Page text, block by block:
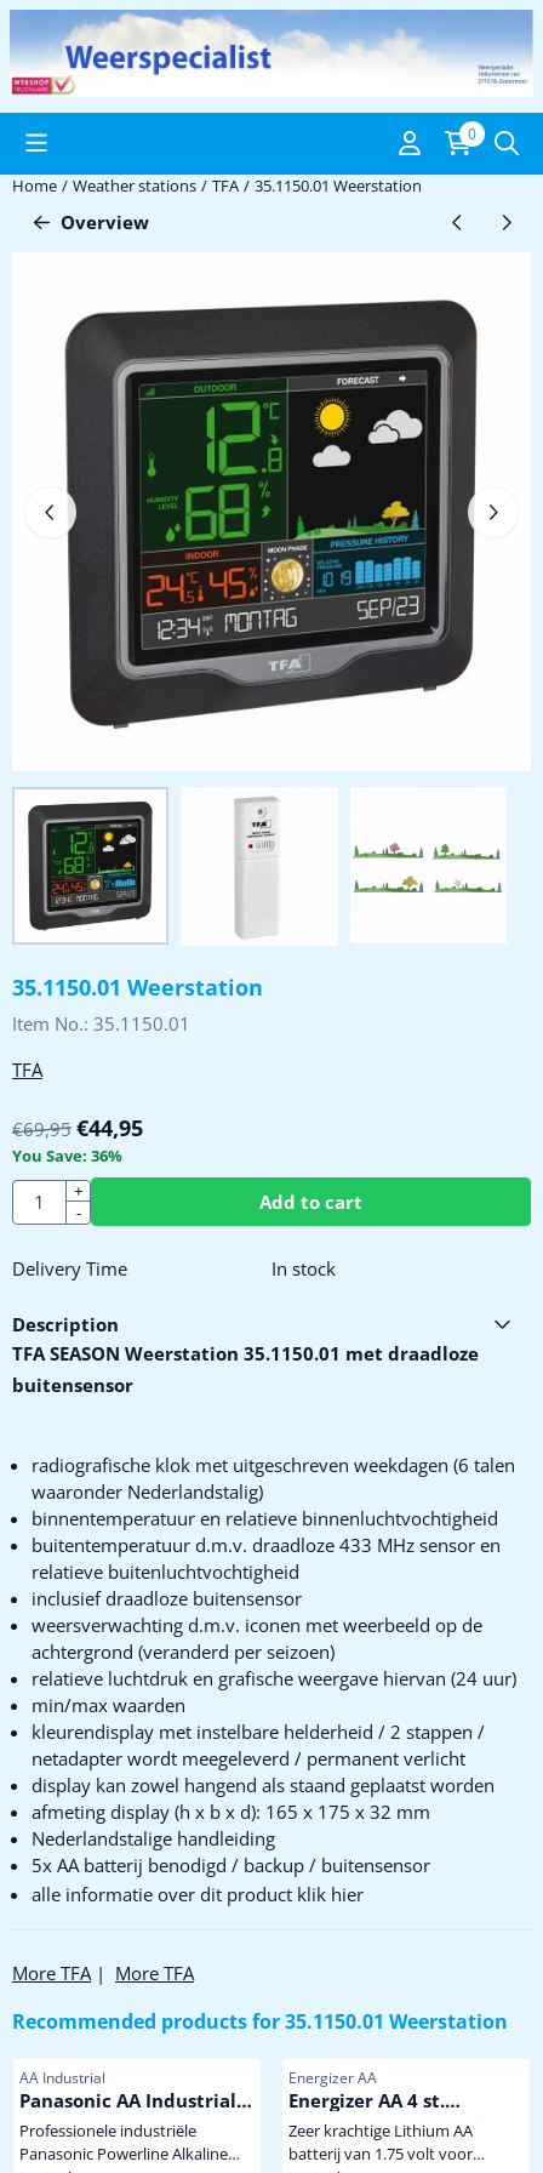
Cookie preferences are available. Choose settings or allow all
0
Home / Weather stations / TFA / 35.1150.01 Weerstation
Overview
35.1150.01 Weerstation
Item No.: 35.1150.01
TFA
€69,95 €44,95
You Save: 36%
Quantity
+
-
Add to cart
Delivery Time In stock
Description
TFA SEASON Weerstation 35.1150.01 met draadloze
buitensensor
radiografische klok met uitgeschreven weekdagen (6 talen
waaronder Nederlandstalig)
binnentemperatuur en relatieve binnenluchtvochtigheid
buitentemperatuur d.m.v. draadloze 433 MHz sensor en
relatieve buitenluchtvochtigheid
inclusief draadloze buitensensor
weersverwachting d.m.v. iconen met weerbeeld op de
achtergrond (veranderd per seizoen)
relatieve luchtdruk en grafische weergave hiervan (24 uur)
min/max waarden
kleurendisplay met instelbare helderheid / 2 stappen /
netadapter wordt meegeleverd / permanent verlicht
display kan zowel hangend als staand geplaatst worden
afmeting display (h x b x d): 165 x 175 x 32 mm
Nederlandstalige handleiding
5x AA batterij benodigd / backup / buitensensor
alle informatie over dit product klik hier
More TFA| More TFA
Recommended products for35.1150.01 Weerstation
Item number
AA Industrial
Panasonic AA Industrial
Powerline
Professionele industriële
Panasonic Powerline Alkaline
Item number
Energizer AA
Energizer AA 4 st.
Extreem krachtige
Winterbestendige
Lithium Batterij
Zeer krachtige Lithium AA
batterij van 1.75 volt voor